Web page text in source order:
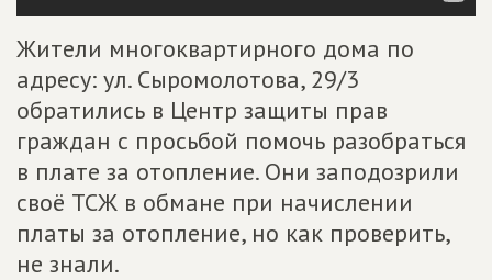
Жители многоквартирного дома по
адресу: ул. Сыромолотова, 29/3
обратились в Центр защиты прав
граждан с просьбой помочь разобраться
в плате за отопление. Они заподозрили
своё ТСЖ в обмане при начислении
платы за отопление, но как проверить,
не знали.